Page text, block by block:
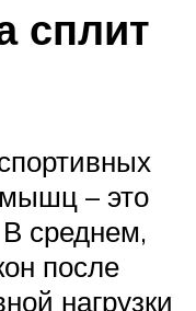
сплит
– это
среднем,
после
нагрузки